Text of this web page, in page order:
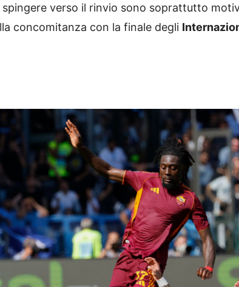
spingere verso il rinvio sono soprattutto
concomitanza con la finale degli